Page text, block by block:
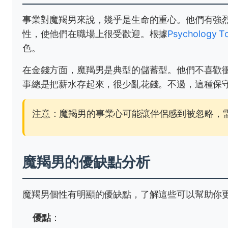
事業對魔羯男來說，幾乎是生命的重心。他們有
性，使他們在職場上很受歡迎。根據Psychology
色。
在金錢方面，魔羯男是典型的儲蓄型。他們不喜
事總是把薪水存起來，很少亂花錢。不過，這種保
注意：魔羯男的事業心可能讓伴侶感到被忽略，
魔羯男的優缺點分析
魔羯男個性有明顯的優缺點，了解這些可以幫助
優點：